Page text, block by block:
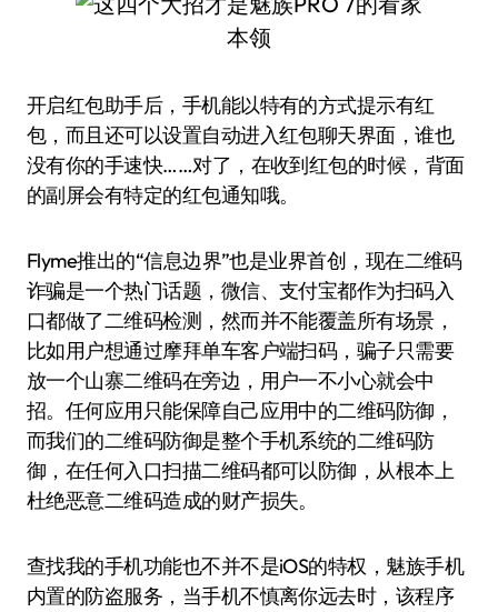
开启红包助手后，手机能以特有的方式提示有红
包，而且还可以设置自动进入红包聊天界面，谁也
没有你的手速快……对了，在收到红包的时候，背面
的副屏会有特定的红包通知哦。
Flyme推出的“信息边界”也是业界首创，现在二维码
诈骗是一个热门话题，微信、支付宝都作为扫码入
口都做了二维码检测，然而并不能覆盖所有场景，
比如用户想通过摩拜单车客户端扫码，骗子只需要
放一个山寨二维码在旁边，用户一不小心就会中
招。任何应用只能保障自己应用中的二维码防御，
而我们的二维码防御是整个手机系统的二维码防
御，在任何入口扫描二维码都可以防御，从根本上
杜绝恶意二维码造成的财产损失。
查找我的手机功能也不并不是iOS的特权，魅族手机
内置的防盗服务，当手机不慎离你远去时，该程序